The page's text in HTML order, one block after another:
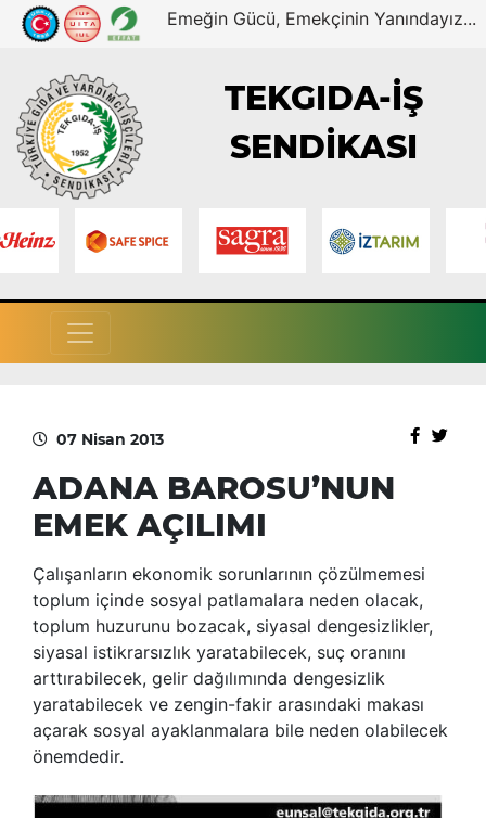
Emeğin Gücü, Emekçinin Yanındayız...
TEKGIDA-İŞ
SENDİKASI
07 Nisan 2013
ADANA BAROSU’NUN
EMEK AÇILIMI
Çalışanların ekonomik sorunlarının çözülmemesi
toplum içinde sosyal patlamalara neden olacak,
toplum huzurunu bozacak, siyasal dengesizlikler,
siyasal istikrarsızlık yaratabilecek, suç oranını
arttırabilecek, gelir dağılımında dengesizlik
yaratabilecek ve zengin-fakir arasındaki makası
açarak sosyal ayaklanmalara bile neden olabilecek
önemdedir.